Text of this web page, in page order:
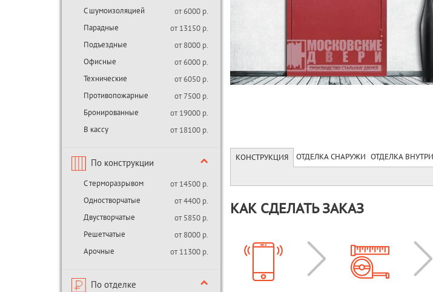
С шумоизоляцией
от 6000 р.
Парадные
от 13150 р.
Подъездные
от 8000 р.
Офисные
от 6000 р.
Технические
от 6050 р.
Противопожарные
от 7500 р.
Бронированные
от 19000 р.
В кассу
от 18100 р.
По конструкции
С терморазрывом
от 14500 р.
Одностворчатые
от 4400 р.
Двустворчатые
от 5850 р.
Решетчатые
от 8000 р.
Арочные
от 11300 р.
По отделке
КОНСТРУКЦИЯ ОТДЕЛКА СНАРУЖИ ОТДЕЛКА ВНУТРИ
КАК СДЕЛАТЬ ЗАКАЗ